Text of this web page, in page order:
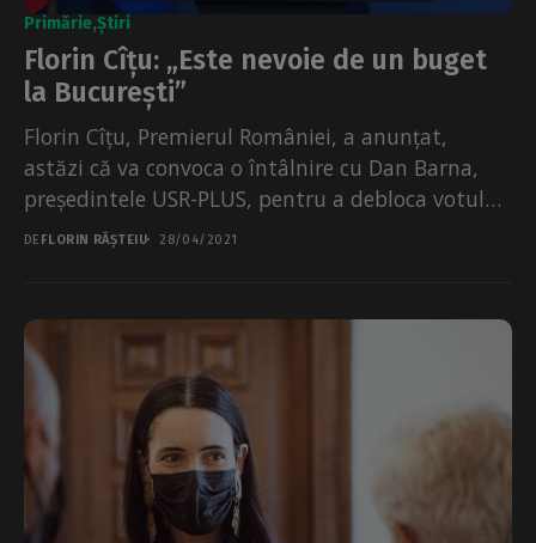
Primărie Știri
Florin Cîțu: „Este nevoie de un buget
la București”
Florin Cîțu, Premierul României, a anunțat,
astăzi că va convoca o întâlnire cu Dan Barna,
președintele USR-PLUS, pentru a debloca votul
pentru bugetul...
DE FLORIN RÂȘTEIU 28/04/2021